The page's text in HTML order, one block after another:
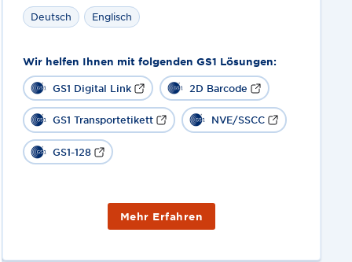
Deutsch
Englisch
Wir helfen Ihnen mit folgenden GS1 Lösungen:
GS1 Digital Link 2D Barcode
GS1 Transportetikett NVE/SSCC
GS1-128
Mehr Erfahren